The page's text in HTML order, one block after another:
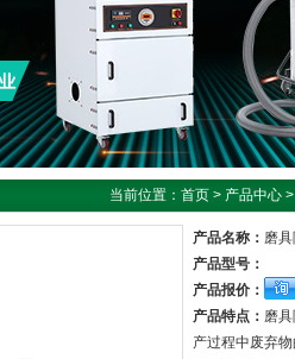
当前位置： 首页 > 产品中心 >
产品名称： 磨
产品型号：
产品报价：
产品特点： 磨
产过程中废弃